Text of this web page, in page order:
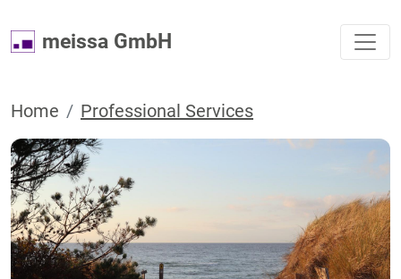
meissa GmbH
Home Professional Services